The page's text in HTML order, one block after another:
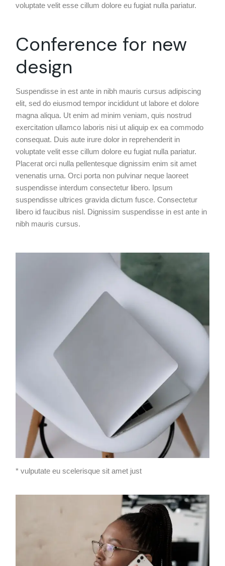
voluptate velit esse cillum dolore eu fugiat nulla pariatur.
Conference for new
design
Suspendisse in est ante in nibh mauris cursus adipiscing
elit, sed do eiusmod tempor incididunt ut labore et dolore
magna aliqua. Ut enim ad minim veniam, quis nostrud
exercitation ullamco laboris nisi ut aliquip ex ea commodo
consequat. Duis aute irure dolor in reprehenderit in
voluptate velit esse cillum dolore eu fugiat nulla pariatur.
Placerat orci nulla pellentesque dignissim enim sit amet
venenatis urna. Orci porta non pulvinar neque laoreet
suspendisse interdum consectetur libero. Ipsum
suspendisse ultrices gravida dictum fusce. Consectetur
libero id faucibus nisl. Dignissim suspendisse in est ante in
nibh mauris cursus.
* vulputate eu scelerisque sit amet just